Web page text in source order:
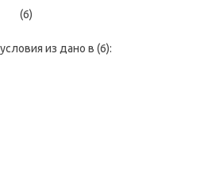
(6)
из дано в (6):